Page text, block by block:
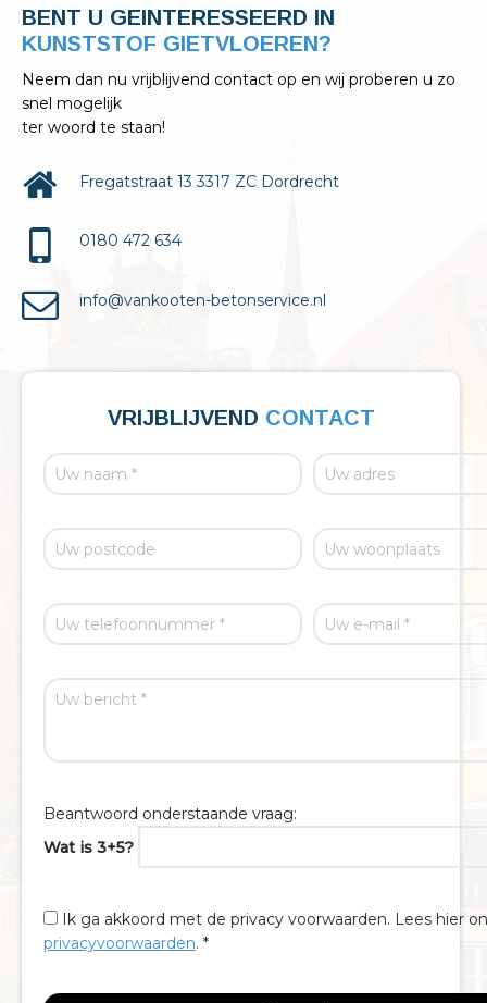
BENT U GEINTERESSEERD IN
KELDERAFDICHTINGEN?
Neem dan nu vrijblijvend contact op en wij proberen u zo
snel mogelijk
ter woord te staan!
Fregatstraat 13 3317 ZC Dordrecht
0180 472 634
info@vankooten-betonservice.nl
VRIJBLIJVEND CONTACT
Beantwoord onderstaande vraag:
Wat is 3+5?
Ik ga akkoord met de privacy voorwaarden. Lees hier
privacyvoorwaarden. *